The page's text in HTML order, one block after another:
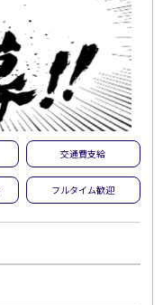
交通費支給
フルタイム歓迎